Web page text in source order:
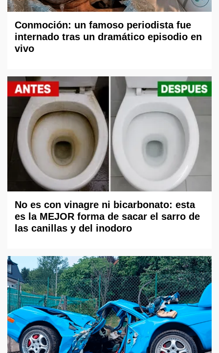
Conmoción: un famoso periodista fue
internado tras un dramático episodio en
vivo
No es con vinagre ni bicarbonato: esta
es la MEJOR forma de sacar el sarro de
las canillas y del inodoro